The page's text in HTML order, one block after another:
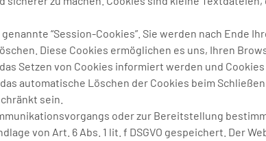
“Session-Cookies”. Sie werden nach Ende
Diese Cookies ermöglichen es uns, Ihren
Setzen von Cookies informiert werden und
automatische Löschen der Cookies beim
sein.
oder zur Bereitstellung
von Art. 6 Abs. 1 lit. f DSGVO gespeichert. Der